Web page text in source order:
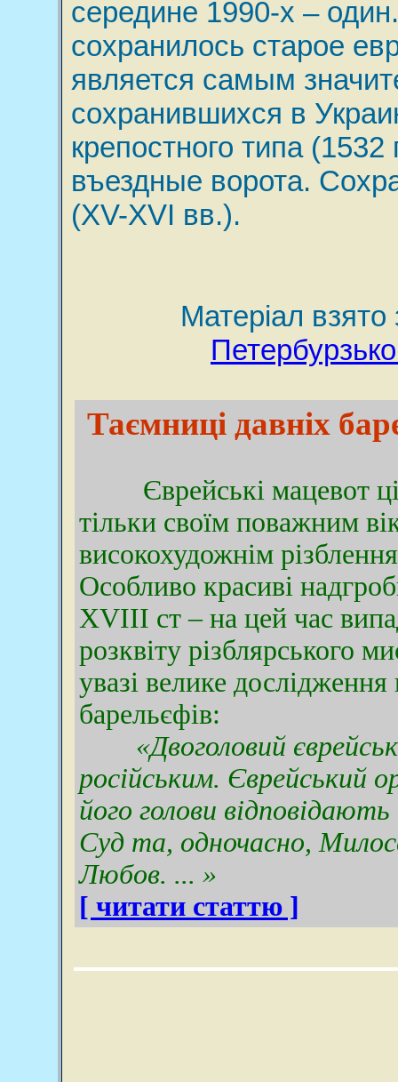
середине 1990-х –
сохранилось старое
является самым
сохранившихся в
крепостного типа
въездные ворота.
(XV-XVI вв.).
Матеріал
Таємниці давніх
Єврейські мацевот
тільки своїм поважним
високохудожнім
Особливо красиві
XVIII ст – на цей час
розквіту різблярського
увазі велике
барельєфів:
«Двоголовий
російським. Єврейський
його голови
Суд та, одночасно,
Любов. ... »
[ читати статтю ]